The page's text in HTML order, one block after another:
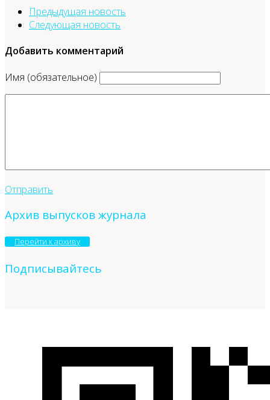
Предыдущая новость
Следующая новость
Добавить комментарий
Имя (обязательное)
Отправить
Архив выпусков журнала
Перейти к архиву
Подписывайтесь